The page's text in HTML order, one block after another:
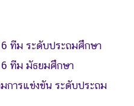
ทีม ระดับประถมศึกษา
ทีม มัธยมศึกษา
การแข่งขัน ระดับประถม